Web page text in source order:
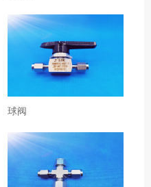
球阀